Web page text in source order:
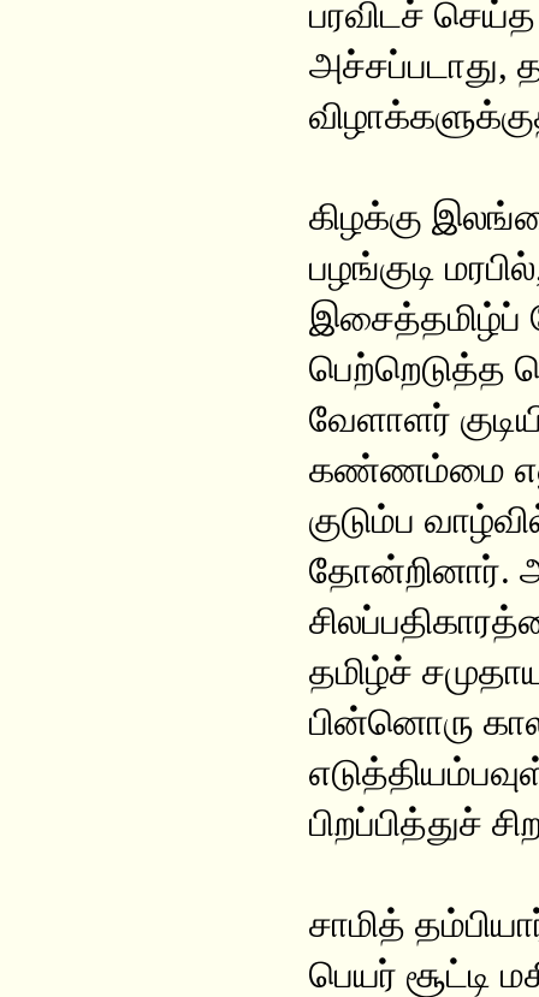
பரவிடச்
அச்சப்படாது,
கிழக்கு
பழங்குடி
இசைத்தமிழ்ப்
பெற்றெடுத்த
வேளாளர்
கண்ணம்மை
குடும்ப
தோன்றினார்.
தமிழ்ச்
பின்னொரு
பிறப்பித்துச்
சாமித்
பெயர் சூட்டி